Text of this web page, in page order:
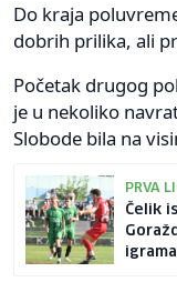
Do kraja
dobrih prilika, ali
Početak drugog
je u nekoliko
Slobode bila na
PRVA
Čelik
igrama